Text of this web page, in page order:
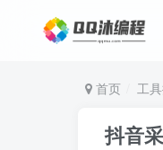
首页 工
抖音